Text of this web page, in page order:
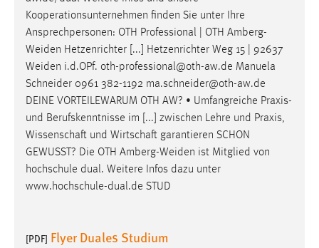
Kooperationsunternehmen finden Sie unter Ihre
Ansprechpersonen: OTH Professional | OTH Amberg-
Weiden Hetzenrichter [...] Hetzenrichter Weg 15 | 92637
Weiden i.d.OPf. oth-professional@oth-aw.de Manuela
Schneider 0961 382-1192 ma.schneider@oth-aw.de
DEINE VORTEILEWARUM OTH AW? • Umfangreiche Praxis-
und Berufskenntnisse im [...] zwischen Lehre und Praxis,
Wissenschaft und Wirtschaft garantieren SCHON
GEWUSST? Die OTH Amberg-Weiden ist Mitglied von
hochschule dual. Weitere Infos dazu unter
www.hochschule-dual.de STUD
[PDF] Flyer Duales Studium
Cookie Laufzeit:
Max. 13 Monate
MARKETING
Marketing Cookies werden von Drittanbietern
verwendet, um personalisierte Werbung anzuzeigen.
Sie tun dies, indem sie Besucher über Websites
hinweg verfolgen.
_gcl_au